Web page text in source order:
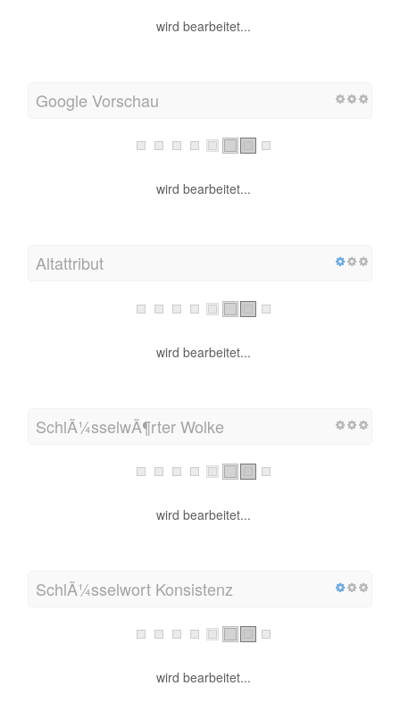
wird bearbeitet...
Google Vorschau
wird bearbeitet...
Altattribut
wird bearbeitet...
SchlÃ¼sselwÃ¶rter Wolke
wird bearbeitet...
SchlÃ¼sselwort Konsistenz
wird bearbeitet...